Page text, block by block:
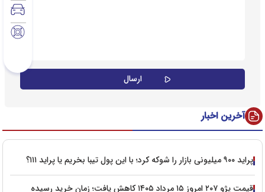
آخرین اخبار
پراید ۹۰۰ میلیونی بازار را شوکه کرد؛ با این پول تیبا بخریم یا پراید ۱۱۱؟
قیمت پژو ۲۰۷ امروز ۱۵ مرداد ۱۴۰۵ کاهش یافت؛ زمان خرید رسیده